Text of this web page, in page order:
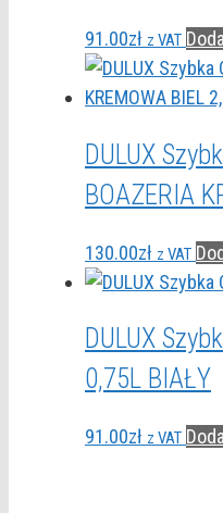
91.00zł z VAT
DULUX
BOAZERIA
130.00zł z VAT
DULUX
0,75L BIAŁY
91.00zł z VAT